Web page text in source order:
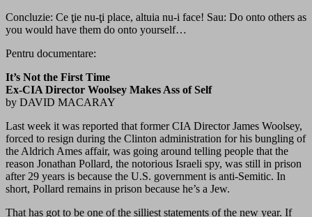
Concluzie: Ce ţie nu-ţi place, altuia nu-i face! Sau: Do onto others as
you would have them do onto yourself…
Pentru documentare:
It’s Not the First Time
Ex-CIA Director Woolsey Makes Ass of Self
by DAVID MACARAY
Last week it was reported that former CIA Director James Woolsey,
forced to resign during the Clinton administration for his bungling of
the Aldrich Ames affair, was going around telling people that the
reason Jonathan Pollard, the notorious Israeli spy, was still in prison
after 29 years is because the U.S. government is anti-Semitic. In
short, Pollard remains in prison because he’s a Jew.
That has got to be one of the silliest statements of the new year. If